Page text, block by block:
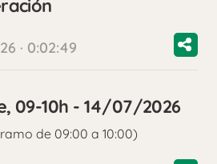
· 0:02:49
09-10h - 14/07/2026
de 09:00 a 10:00)